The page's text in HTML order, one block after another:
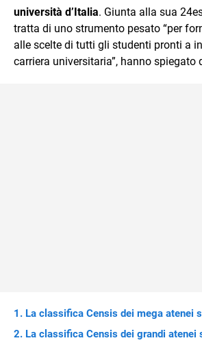
università d’Italia. Giunta alla sua
tratta di uno strumento pesato “per
alle scelte di tutti gli studenti pronti a
carriera universitaria”, hanno spiegato
La classifica Censis dei mega atenei
La classifica Censis dei grandi atenei